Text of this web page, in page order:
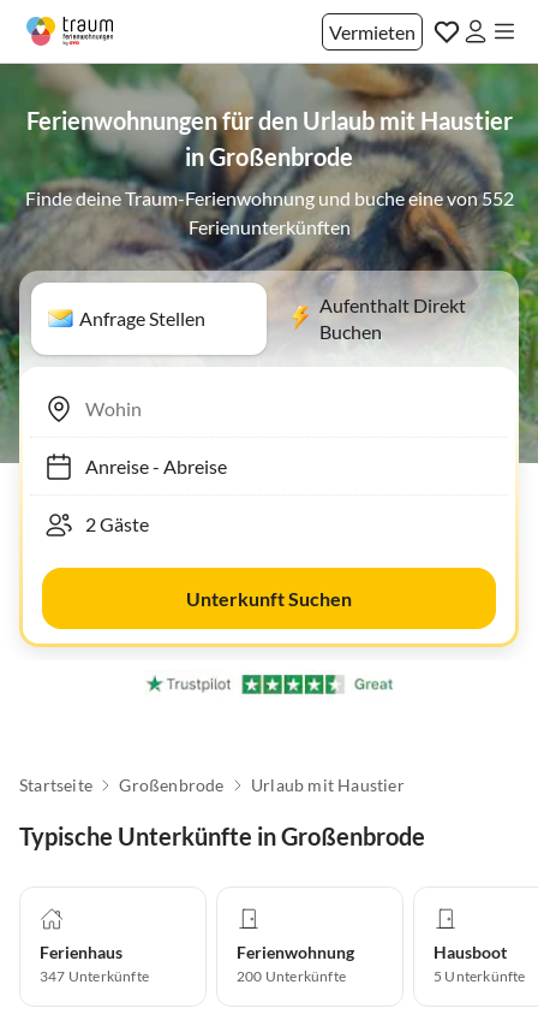
Vermieten
Ferienwohnungen für den Urlaub mit Haustier
in Großenbrode
Finde deine Traum-Ferienwohnung und buche eine von 552
Ferienunterkünften
Anfrage Stellen
Aufenthalt Direkt
Buchen
Anreise- Abreise
Unterkunft Suchen
Startseite Großenbrode Urlaub mit Haustier
Typische Unterkünfte in Großenbrode
Ferienhaus
347 Unterkünfte
Ferienwohnung
200 Unterkünfte
Hausboot
5 Unterkünfte